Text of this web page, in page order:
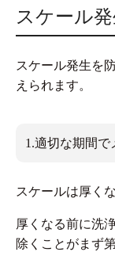
スケール
スケール発生を
えられます。
1.適切な期間で
スケールは厚く
厚くなる前に洗
除くことがまず